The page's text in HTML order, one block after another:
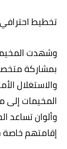
تخطيط
وشهدت
بمشاركة
والاستغلال
المخيمات إلى
وألوان تساعد
إقامتهم خاصة